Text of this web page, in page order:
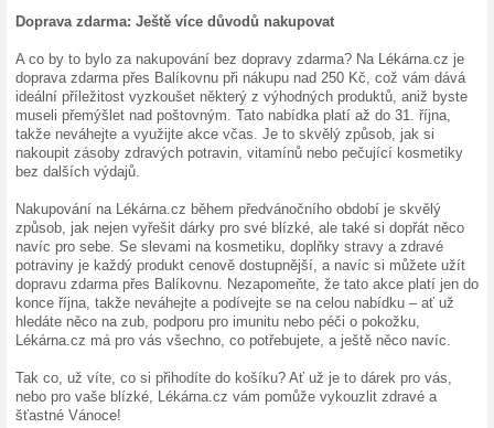
Zdravé potraviny: Pro
První zastávka? Sekce
na zub, ale zároveň
produkty jako jsou
dopravu zdarma při